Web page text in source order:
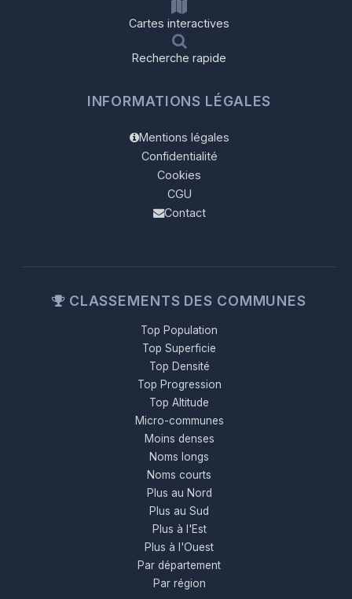
Cartes interactives
Recherche rapide
INFORMATIONS LÉGALES
Mentions légales
Confidentialité
Cookies
CGU
Contact
CLASSEMENTS DES COMMUNES
Top Population
Top Superficie
Top Densité
Top Progression
Top Altitude
Micro-communes
Moins denses
Noms longs
Noms courts
Plus au Nord
Plus au Sud
Plus à l'Est
Plus à l'Ouest
Par département
Par région